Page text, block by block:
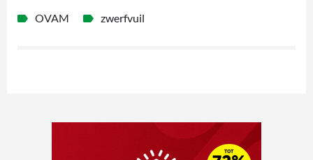
OVAM zwerfvuil